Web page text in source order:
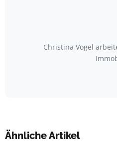
Christina Vogel
Ähnliche Artikel